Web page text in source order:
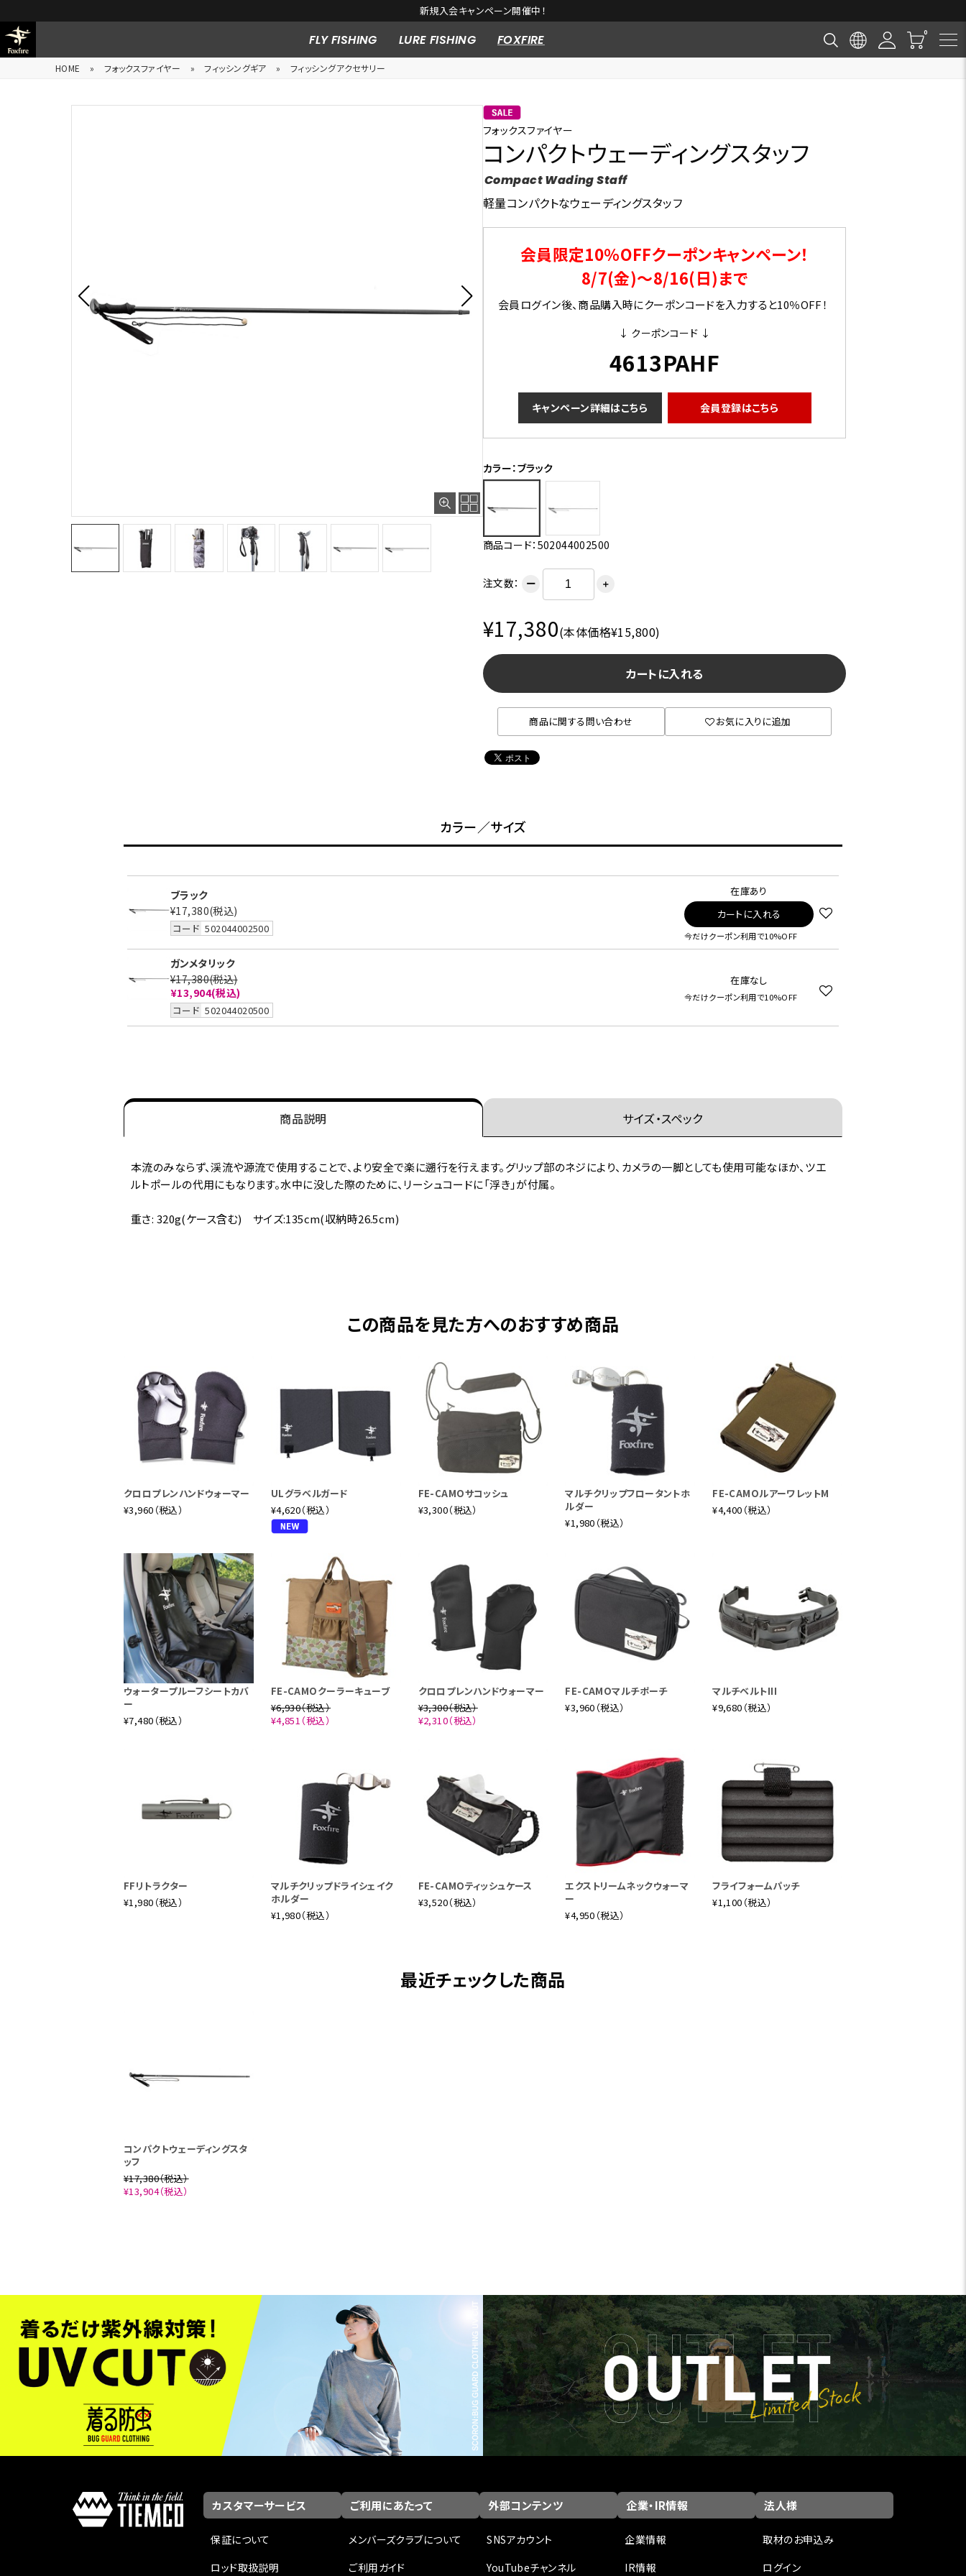
新規入会キャンペーン開催中！
FLY FISHING LURE FISHING FOXFIRE
HOME » フォックスファイヤー » フィッシングギア » フィッシングアクセサリー
フォックスファイヤー
コンパクトウェーディングスタッフ
Compact Wading Staff
軽量コンパクトなウェーディングスタッフ
会員限定10％OFFクーポンキャンペーン！
8/7(金)～8/16(日)まで
会員ログイン後、商品購入時にクーポンコードを入力すると10％OFF！
↓ クーポンコード ↓
4613PAHF
キャンペーン詳細はこちら 会員登録はこちら
カラー：ブラック
商品コード：502044002500
注文数： ー ＋
¥17,380(本体価格¥15,800)
カートに入れる
商品に関する問い合わせ お気に入りに追加
カラー／サイズ
ブラック
¥17,380(税込)
コード 502044002500
在庫あり
カートに入れる
今だけクーポン利用で10%OFF
ガンメタリック
¥17,380(税込)
¥13,904(税込)
コード 502044020500
在庫なし
今だけクーポン利用で10%OFF
商品説明 サイズ・スペック
本流のみならず、渓流や源流で使用することで、より安全で楽に遡行を行えます。グリップ部のネジにより、カメラの一脚としても使用可能なほか、ツエ
ルトポールの代用にもなります。水中に没した際のために、リーシュコードに「浮き」が付属。
重さ: 320g(ケース含む) サイズ:135cm(収納時26.5cm)
この商品を見た方へのおすすめ商品
クロロプレンハンドウォーマー
¥3,960（税込）
ULグラベルガード
¥4,620（税込）
FE-CAMOサコッシュ
¥3,300（税込）
マルチクリップフロータントホ
ルダー
¥1,980（税込）
FE-CAMOルアーワレットM
¥4,400（税込）
ウォータープルーフシートカバ
ー
¥7,480（税込）
FE-CAMOクーラーキューブ
¥6,930（税込）
¥4,851（税込）
クロロプレンハンドウォーマー
¥3,300（税込）
¥2,310（税込）
FE-CAMOマルチポーチ
¥3,960（税込）
マルチベルトIII
¥9,680（税込）
FFリトラクター
¥1,980（税込）
マルチクリップドライシェイク
ホルダー
¥1,980（税込）
FE-CAMOティッシュケース
¥3,520（税込）
エクストリームネックウォーマ
ー
¥4,950（税込）
フライフォームパッチ
¥1,100（税込）
最近チェックした商品
コンパクトウェーディングスタ
ッフ
¥17,380（税込）
¥13,904（税込）
カスタマーサービス
保証について
ロッド取扱説明
ご利用にあたって
メンバーズクラブについて
ご利用ガイド
外部コンテンツ
SNSアカウント
YouTubeチャンネル
企業・IR情報
企業情報
IR情報
法人様
取材のお申込み
ログイン